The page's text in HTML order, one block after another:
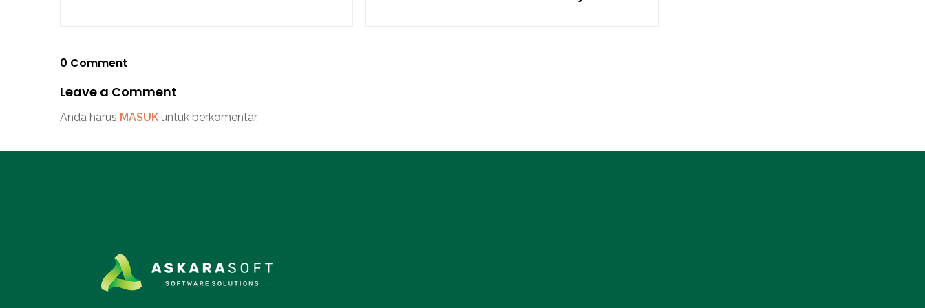
0 Comment
Leave a Comment
Anda harus MASUK untuk berkomentar.